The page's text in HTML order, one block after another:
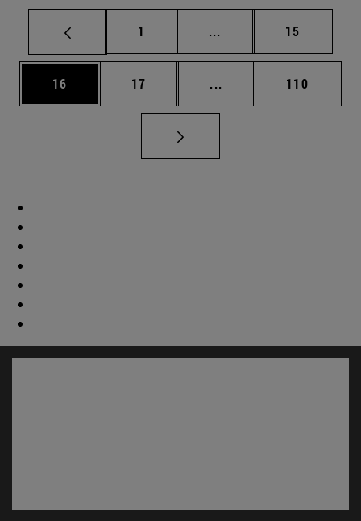
Página
1 ... Páginas intermedias
Página
15
Página
16 Página
17 ... Páginas intermedias
Página
110